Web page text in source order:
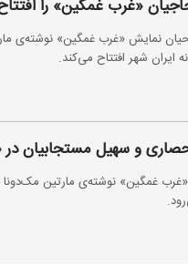
«غرب غمگین» را
ایران شهر افتتاح می‌کند.
حصاری و سهیل مستجابیان